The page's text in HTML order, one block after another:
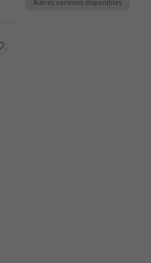
Autres versions disponibles